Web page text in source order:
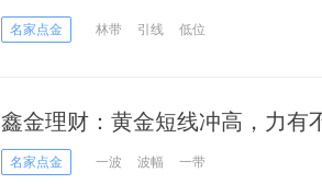
名家点金 林带 引线 低位
鑫金理财：黄金短线冲高，力有
名家点金 一波 波幅 一带